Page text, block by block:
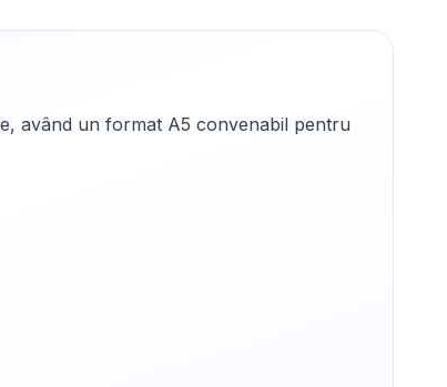
având un format A5 convenabil pentru